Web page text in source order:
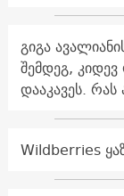
გიგა
შემდეგ,
დააკავეს. რას
Wildberries